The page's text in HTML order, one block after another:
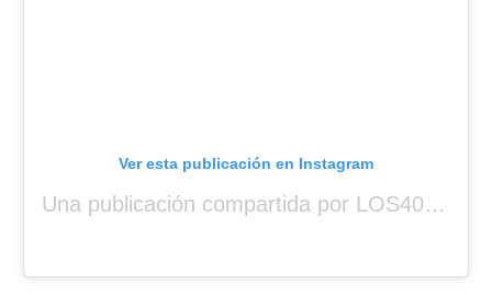
Ver esta publicación en Instagram
Una publicación compartida por LOS40 Panamá (@los40panama)